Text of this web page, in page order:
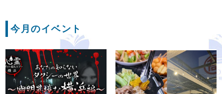
今月のイベント